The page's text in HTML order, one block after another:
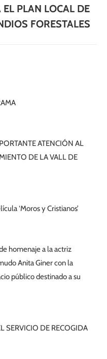
PLAN LOCAL DE
FORESTALES
ATENCIÓN AL
DE LA VALL DE
‘Moros y Cristianos’
homenaje a la actriz
Anita Giner con la
público destinado a su
SERVICIO DE RECOGIDA